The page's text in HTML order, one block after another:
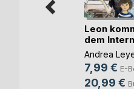
Leon
dem
Andrea
7,99 € E-
20,99 €